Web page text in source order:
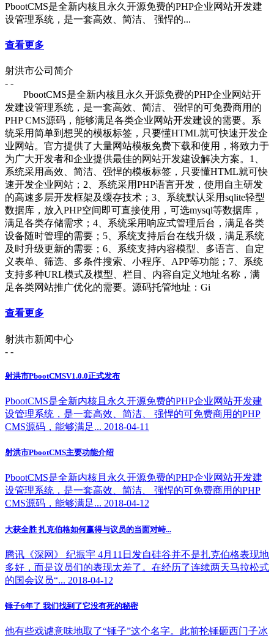
PbootCMS是全新内核且永久开源免费的PHP企业网站开发建
设管理系统，是一套高效、简洁、 强悍的...
查看更多
射洪市公司简介
- -
PbootCMS是全新内核且永久开源免费的PHP企业网站开
发建设管理系统，是一套高效、简洁、 强悍的可免费商用的
PHP CMS源码，能够满足各类企业网站开发建设的需要。系
统采用简单到想哭的模板标签，只要懂HTML就可快速开发企
业网站。官方提供了大量网站模板免费下载和使用，将致力于
为广大开发者和企业提供最佳的网站开发建设解决方案。1、
系统采用高效、简洁、强悍的模板标签，只要懂HTML就可快
速开发企业网站；2、系统采用PHP语言开发，使用自主研发
的高速多层开发框架及缓存技术；3、系统默认采用sqlite轻型
数据库，放入PHP空间即可直接使用，可选mysql等数据库，
满足各类存储需求；4、系统采用响应式管理后台，满足各类
设备随时管理的需要；5、系统支持后台在线升级，满足系统
及时升级更新的需要；6、系统支持内容模型、多语言、自定
义表单、筛选、多条件搜索、小程序、APP等功能；7、系统
支持多种URL模式及模型、栏目、内容自定义地址名称，满
足各类网站推广优化的需要。源码托管地址：Gi
查看更多
射洪市新闻中心
- -
射洪市PbootCMSV1.0.0正式发布
PbootCMS是全新内核且永久开源免费的PHP企业网站开发建
设管理系统，是一套高效、简洁、 强悍的可免费商用的PHP
CMS源码，能够满足... 2018-04-11
射洪市PbootCMS主要功能介绍
PbootCMS是全新内核且永久开源免费的PHP企业网站开发建
设管理系统，是一套高效、简洁、 强悍的可免费商用的PHP
CMS源码，能够满足... 2018-04-12
大获全胜 扎克伯格如何赢得与议员的当面对峙...
腾讯《深网》 纪振宇 4月11日发自硅谷并不是扎克伯格表现地
多好，而是议员们的表现太差了。在经历了连续两天马拉松式
的国会议员“... 2018-04-12
锤子6年了 我们找到了它没有死的秘密
他有些戏谑意味地取了“锤子”这个名字。此前抡锤砸西门子冰